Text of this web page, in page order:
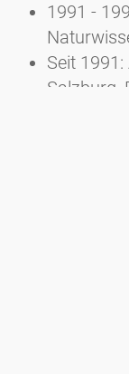
1991 -
Seit
Salzburg,